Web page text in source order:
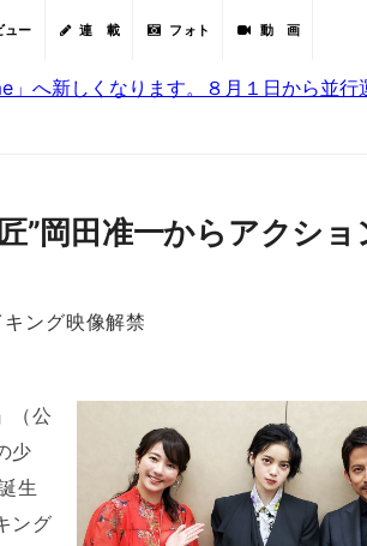
ュー 連 載 フォト 動 画
へ新しくなります。８月１日から並行
”岡田准一からアクショ
ング映像解禁
（公
少
生
ング